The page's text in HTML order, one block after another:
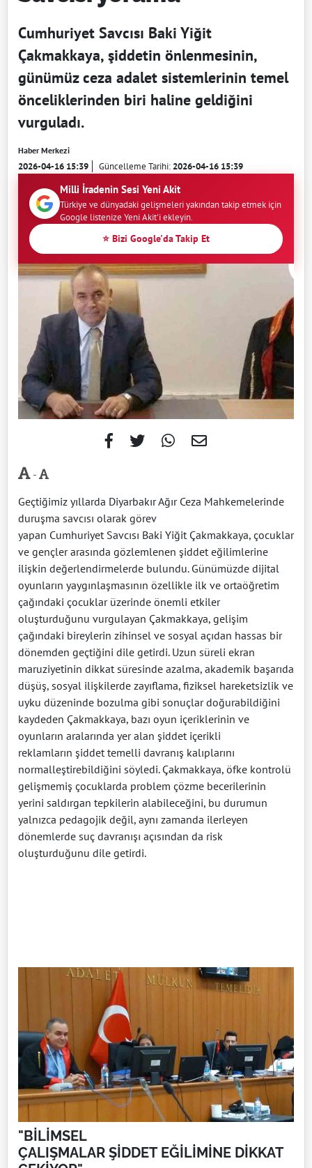
Cumhuriyet Savcısı Baki Yiğit
Çakmakkaya, şiddetin önlenmesinin,
günümüz ceza adalet sistemlerinin temel
önceliklerinden biri haline geldiğini
vurguladı.
Haber Merkezi
2026-04-16 15:39 Güncelleme Tarihi:2026-04-16 15:39
Milli İradenin Sesi Yeni Akit
Türkiye ve dünyadaki gelişmeleri yakından takip etmek için
Google listenize Yeni Akit'i ekleyin.
⭐ Bizi Google'da Takip Et
-
Geçtiğimiz yıllarda Diyarbakır Ağır Ceza Mahkemelerinde
duruşma savcısı olarak görev
yapan Cumhuriyet Savcısı Baki Yiğit Çakmakkaya, çocuklar
ve gençler arasında gözlemlenen şiddet eğilimlerine
ilişkin değerlendirmelerde bulundu. Günümüzde dijital
oyunların yaygınlaşmasının özellikle ilk ve ortaöğretim
çağındaki çocuklar üzerinde önemli etkiler
oluşturduğunu vurgulayan Çakmakkaya, gelişim
çağındaki bireylerin zihinsel ve sosyal açıdan hassas bir
dönemden geçtiğini dile getirdi. Uzun süreli ekran
maruziyetinin dikkat süresinde azalma, akademik başarıda
düşüş, sosyal ilişkilerde zayıflama, fiziksel hareketsizlik ve
uyku düzeninde bozulma gibi sonuçlar doğurabildiğini
kaydeden Çakmakkaya, bazı oyun içeriklerinin ve
oyunların aralarında yer alan şiddet içerikli
reklamların şiddet temelli davranış kalıplarını
normalleştirebildiğini söyledi. Çakmakkaya, öfke kontrolü
gelişmemiş çocuklarda problem çözme becerilerinin
yerini saldırgan tepkilerin alabileceğini, bu durumun
yalnızca pedagojik değil, aynı zamanda ilerleyen
dönemlerde suç davranışı açısından da risk
oluşturduğunu dile getirdi.
"BİLİMSEL
ÇALIŞMALAR ŞİDDET EĞİLİMİNE DİKKAT